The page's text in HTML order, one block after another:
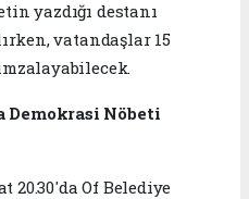
yazdığı destanı
vatandaşlar 15
Demokrasi Nöbeti
20.30'da Of Belediye